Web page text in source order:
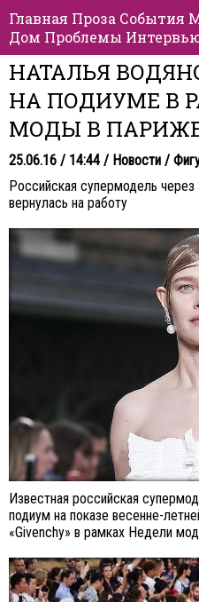
Главная Проза События
Дом Проблемы
НАТАЛЬЯ
НА ПОДИУМЕ В
МОДЫ В
25.06.16 / 14:44 / Новости /
Российская супермодель
вернулась на работу
Известная российская
подиум на показе весенне-
«Givenchy» в рамках Недели